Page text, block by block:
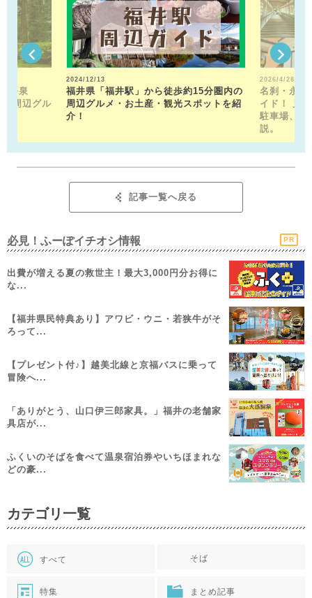
平泉
周辺グル
2024/12/13
福井県「福井駅」から徒歩約15分圏内の
周辺グルメ・お土産・観光スポットを紹
介！
2026/4/28
名刹・永平
イド！ 見
駐車場、お
説。
記事一覧へ戻る
必見！ふーぽイチオシ情報 PR
出費が増える夏の救世主！最大3,000円分お得に
な...
【福井県民特典あり】アワビ・ウニ・若狭牛がそ
ろって...
【プレゼント付♪】越美北線と京福バスに乗って
冒険へ...
「ありがとう、山口伊三郎家具。」福井の老舗家
具店が...
ふくいのそばを食べて温泉宿泊券やいちほまれな
どの豪...
カテゴリ一覧
すべて そば
特集 まとめ記事